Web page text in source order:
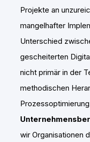
Projekte an
mangelhafter
Unterschied
gescheiterten
nicht primär in der
methodischen
wir Organisationen